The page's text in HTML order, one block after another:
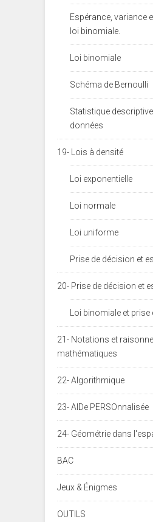
Espérance, variance
loi binomiale.
Loi binomiale
Schéma de Bernoulli
Statistique
données
19- Lois à densité
Loi exponentielle
Loi normale
Loi uniforme
Prise de décision et
20- Prise de décision et
Loi binomiale et prise
21- Notations et
mathématiques
22- Algorithmique
23- AIDe PERSOnnalisée
24- Géométrie dans
BAC
Jeux & Énigmes
OUTILS